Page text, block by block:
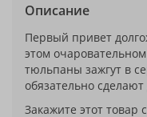
Описание
Первый привет
этом
тюльпаны зажгут в
обязательно сделают
Закажите этот товар